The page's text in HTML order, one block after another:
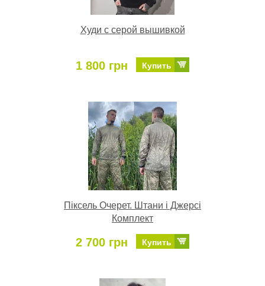
Худи с серой вышивкой
1 800 грн Купить
Піксель Очерет. Штани і Джерсі
Комплект
2 700 грн Купить